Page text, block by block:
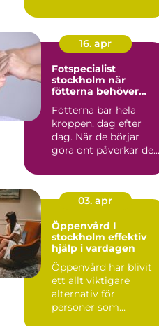
16. apr
Fotspecialist
stockholm när
fötterna behöver
Fötterna bär hela
kroppen, dag efter
dag. När de börjar
göra ont påverkar det
tr...
03. apr
Öppenvård I
stockholm effektiv
hjälp i vardagen
Öppenvård har blivit
ett allt viktigare
alternativ för
personer som